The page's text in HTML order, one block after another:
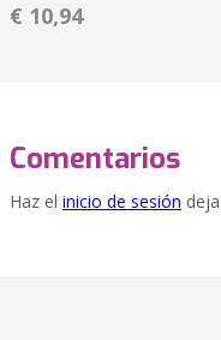
€ 10,94
Comentarios
Haz el inicio de sesión